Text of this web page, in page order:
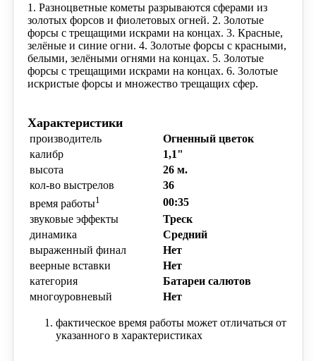
1. Разноцветные кометы разрываются сферами из
золотых форсов и фиолетовых огней. 2. Золотые
форсы с трещащими искрами на концах. 3. Красные,
зелёные и синие огни. 4. Золотые форсы с красными,
белыми, зелёными огнями на концах. 5. Золотые
форсы с трещащими искрами на концах. 6. Золотые
искристые форсы и множество трещащих сфер.
Характеристики
производитель
Огненный цветок
калибр
1,1"
высота
26 м.
кол-во выстрелов
36
время работы1
00:35
звуковые эффекты
Треск
динамика
Средний
выраженный финал
Нет
веерные вставки
Нет
категория
Батареи салютов
многоуровневый
Нет
фактическое время работы может отличаться от
указанного в характеристиках